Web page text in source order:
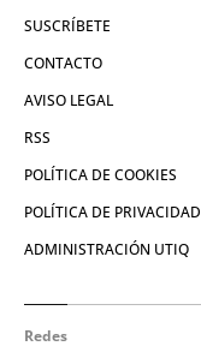
SUSCRÍBETE
CONTACTO
AVISO LEGAL
RSS
POLÍTICA DE COOKIES
POLÍTICA DE PRIVACIDAD
ADMINISTRACIÓN UTIQ
Redes